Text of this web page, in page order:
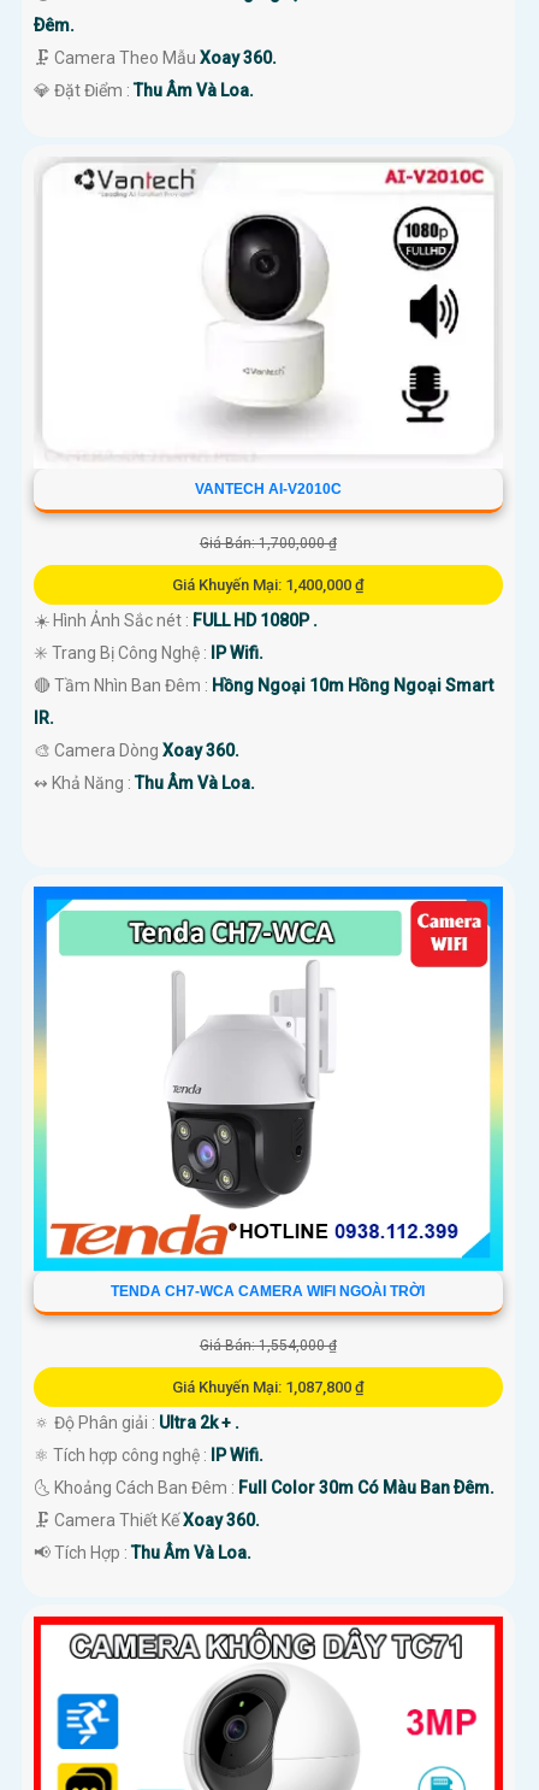
Ðêm.
🗜️ Camera Theo Mẫu Xoay 360.
️💎 Đặt Điểm :Thu Âm Và Loa.
VANTECH AI-V2010C
Giá Bán: 1,700,000 ₫
Giá Khuyến Mại: 1,400,000 ₫
☀️ Hình Ảnh Sắc nét : FULL HD 1080P .
✳️ Trang Bị Công Nghệ :
IP Wifi.
🔴 Tầm Nhìn Ban Đêm : Hồng Ngoại 10m Hồng Ngoại Smart
IR.
🎨 Camera Dòng Xoay 360.
️↭ Khả Năng :Thu Âm Và Loa.
TENDA CH7-WCA CAMERA WIFI NGOÀI TRỜI
Giá Bán: 1,554,000 ₫
Giá Khuyến Mại: 1,087,800 ₫
🔅 Độ Phân giải : Ultra 2k + .
⚛️ Tích hợp công nghệ : IP Wifi.
🌜 Khoảng Cách Ban Đêm : Full Color 30m Có Màu Ban Ðêm.
🗜️ Camera Thiết KếXoay 360.
️📢 Tích Hợp :Thu Âm Và Loa.